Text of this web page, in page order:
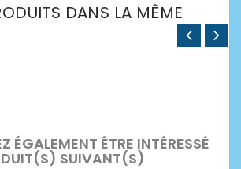
DANS LA MÊME
ÉGALEMENT ÊTRE INTÉRESSÉ
SUIVANT(S)